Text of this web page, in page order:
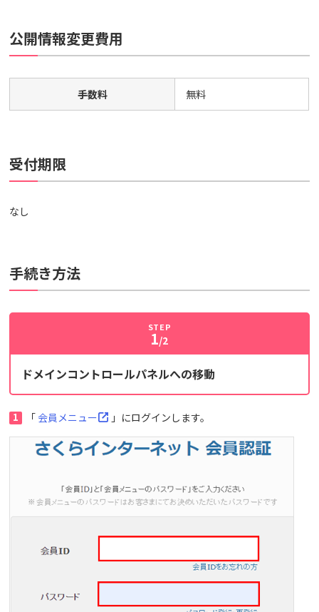
公開情報変更費用
手数料 無料
受付期限
なし
手続き方法
STEP
1/2
ドメインコントロールパネルへの移動
1 「 会員メニュー 」にログインします。